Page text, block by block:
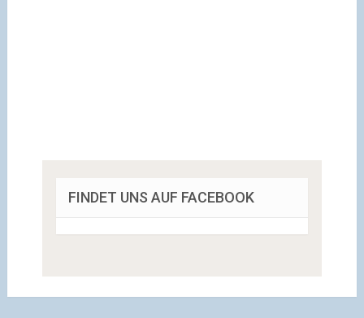
FINDET UNS AUF FACEBOOK